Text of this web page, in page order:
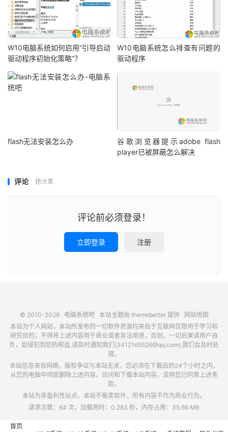
W10电脑系统如何启用“引导启动
驱动程序初始化策略”？
W10电脑系统怎么排查有问题的
驱动程序
flash无法安装怎么办
谷歌浏览器提示adobe flash
player已被屏蔽怎么解决
评论 抢沙发
评论前必须登录！
立即登录 注册
© 2010-2026 电脑系统吧本站主题由 themebetter提供
网站地图
本站为个人网站，本站所发布的一切软件资源均来自于互联网仅限用于学习和
研究目的；不得将上述内容用于商业或者非法用途，否则，一切后果请用户自
负，如侵犯到您的权益,请及时通知我们(3412169526@qq.com),我们会及时处
理。
本站信息来自网络，版权争议与本站无关，您必须在下载后的24个小时之内，
从您的电脑中彻底删除上述内容。访问和下载本站内容，说明您已同意上述条
款。
本站为非盈利性站点，本站不贩卖软件，所有内容不作为商业行为。
请求次数：64 次，加载用时：0.283 秒，内存占用：35.66 MB
首页